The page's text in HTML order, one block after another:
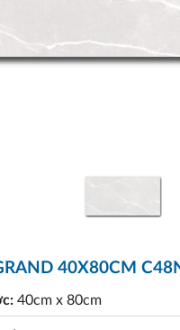
40X80CM
40cm x 80cm